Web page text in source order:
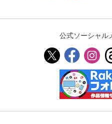
公式ソーシャル